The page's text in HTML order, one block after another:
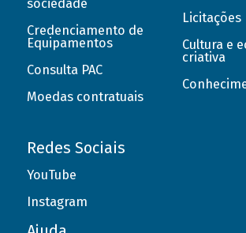
sociedade
Credenciamento de
Equipamentos
Consulta PAC
Moedas contratuais
Licitações
Cultura e
criativa
Redes Sociais
YouTube
Instagram